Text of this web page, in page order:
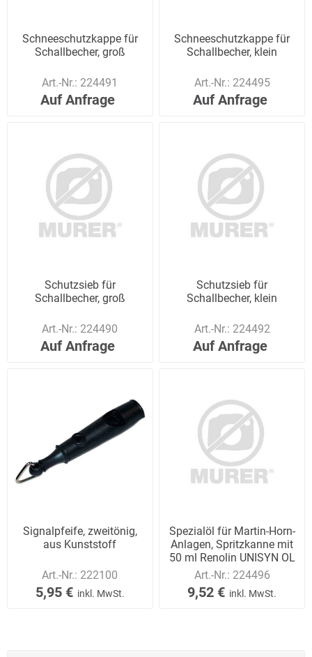
Schneeschutzkappe für
Schallbecher, groß
Art.-Nr.: 224491
Auf Anfrage
Schneeschutzkappe für
Schallbecher, klein
Art.-Nr.: 224495
Auf Anfrage
Schutzsieb für
Schallbecher, groß
Art.-Nr.: 224490
Auf Anfrage
Schutzsieb für
Schallbecher, klein
Art.-Nr.: 224492
Auf Anfrage
Signalpfeife, zweitönig,
aus Kunststoff
Art.-Nr.: 222100
5,95 € inkl. MwSt.
Spezialöl für Martin-Horn-
Anlagen, Spritzkanne mit
50 ml Renolin UNISYN OL
Art.-Nr.: 224496
9,52 € inkl. MwSt.